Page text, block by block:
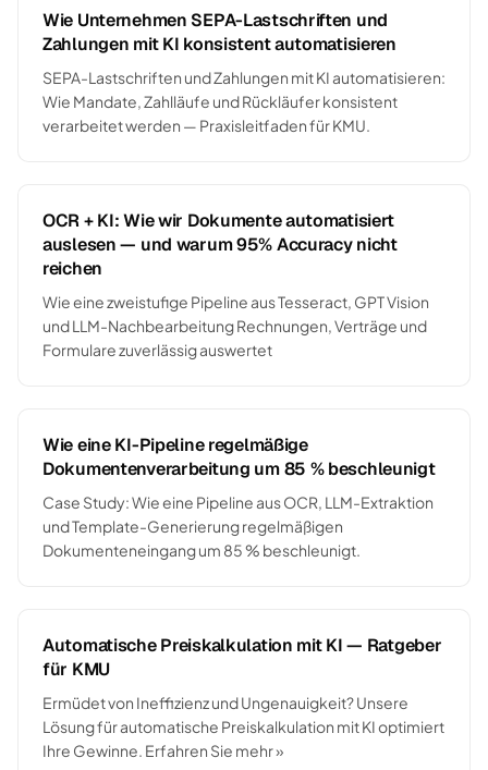
Wie Unternehmen SEPA-Lastschriften und
Zahlungen mit KI konsistent automatisieren
SEPA-Lastschriften und Zahlungen mit KI automatisieren:
Wie Mandate, Zahlläufe und Rückläufer konsistent
verarbeitet werden — Praxisleitfaden für KMU.
OCR + KI: Wie wir Dokumente automatisiert
auslesen — und warum 95% Accuracy nicht
reichen
Wie eine zweistufige Pipeline aus Tesseract, GPT Vision
und LLM-Nachbearbeitung Rechnungen, Verträge und
Formulare zuverlässig auswertet
Wie eine KI-Pipeline regelmäßige
Dokumentenverarbeitung um 85 % beschleunigt
Case Study: Wie eine Pipeline aus OCR, LLM-Extraktion
und Template-Generierung regelmäßigen
Dokumenteneingang um 85 % beschleunigt.
Automatische Preiskalkulation mit KI — Ratgeber
für KMU
Ermüdet von Ineffizienz und Ungenauigkeit? Unsere
Lösung für automatische Preiskalkulation mit KI optimiert
Ihre Gewinne. Erfahren Sie mehr »